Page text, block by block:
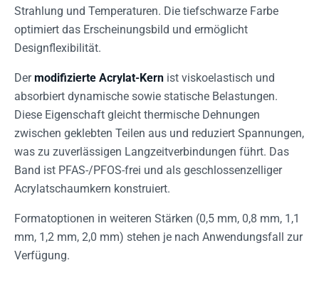
Strahlung und Temperaturen. Die tiefschwarze Farbe
optimiert das Erscheinungsbild und ermöglicht
Designflexibilität.
Dermodifizierte Acrylat-Kern ist viskoelastisch und
absorbiert dynamische sowie statische Belastungen.
Diese Eigenschaft gleicht thermische Dehnungen
zwischen geklebten Teilen aus und reduziert Spannungen,
was zu zuverlässigen Langzeitverbindungen führt. Das
Band ist PFAS-/PFOS-frei und als geschlossenzelliger
Acrylatschaumkern konstruiert.
Formatoptionen in weiteren Stärken (0,5 mm, 0,8 mm, 1,1
mm, 1,2 mm, 2,0 mm) stehen je nach Anwendungsfall zur
Verfügung.